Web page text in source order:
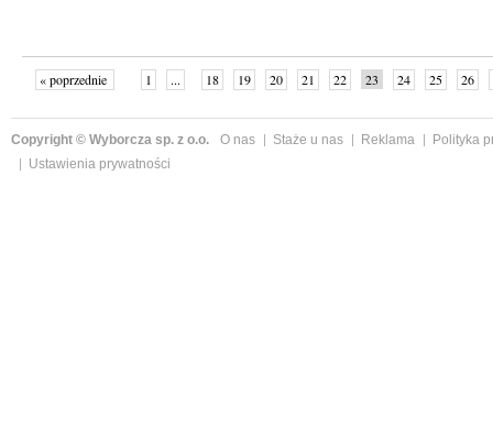
« poprzednie 1 ... 18 19 20 21 22 23 24 25 26
Copyright © Wyborcza sp. z o.o. O nas Staże u nas Reklama
Polityka
Ustawienia prywatności